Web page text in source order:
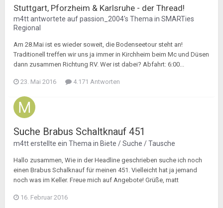
Stuttgart, Pforzheim & Karlsruhe - der Thread!
m4ttantwortete aufpassion_2004's Thema in SMARTies
Regional
Am 28.Mai ist es wieder soweit, die Bodenseetour steht an!
Traditionell treffen wir uns ja immer in Kirchheim beim Mc und Düsen
dann zusammen Richtung RV. Wer ist dabei? Abfahrt: 6:00...
23. Mai 2016 4.171 Antworten
Suche Brabus Schaltknauf 451
m4tterstellte ein Thema in Biete / Suche / Tausche
Hallo zusammen, Wie in der Headline geschrieben suche ich noch
einen Brabus Schalknauf für meinen 451. Vielleicht hat ja jemand
noch was im Keller. Freue mich auf Angebote! Grüße, matt
16. Februar 2016